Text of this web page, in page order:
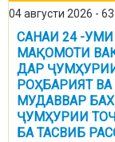
04 августи 2026 - 63
САНАИ 24 -
МАҚОМОТИ
ДАР
РОҲБАРИЯТ
МУДАВВАР
ҶУМҲУРИИ
БА ТАСВИБ